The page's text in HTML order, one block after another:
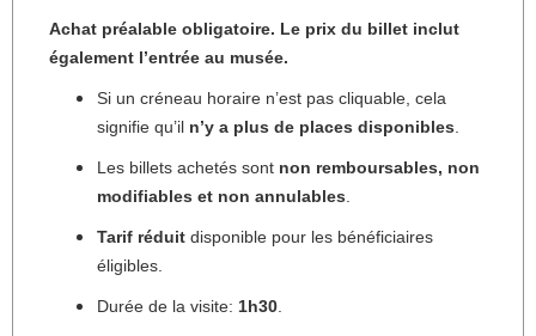
Achat préalable obligatoire. Le prix du billet inclut
également l’entrée au musée.
Si un créneau horaire n’est pas cliquable, cela
signifie qu’il n’y a plus de places disponibles
Les billets achetés sont non remboursables, non
modifiables et non annulables
Tarif réduit disponible pour les bénéficiaires
éligibles.
Durée de la visite: 1h30